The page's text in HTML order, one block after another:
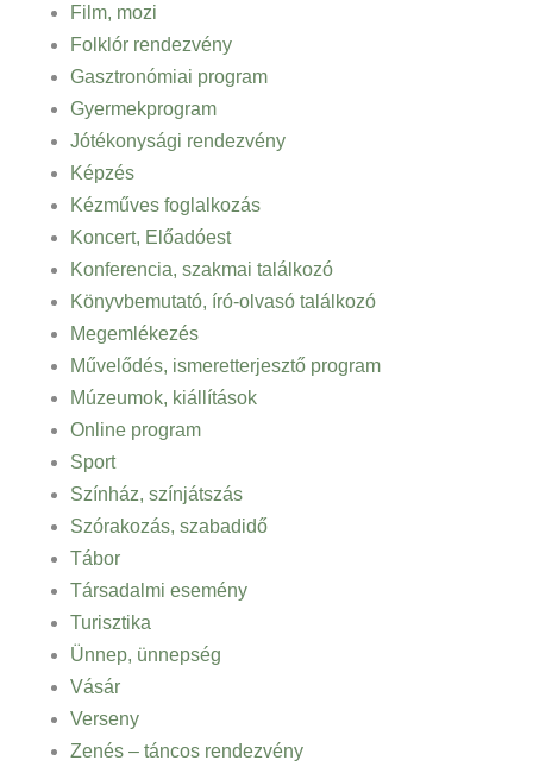
Film, mozi
Folklór rendezvény
Gasztronómiai program
Gyermekprogram
Jótékonysági rendezvény
Képzés
Kézműves foglalkozás
Koncert, Előadóest
Konferencia, szakmai találkozó
Könyvbemutató, író-olvasó találkozó
Megemlékezés
Művelődés, ismeretterjesztő program
Múzeumok, kiállítások
Online program
Sport
Színház, színjátszás
Szórakozás, szabadidő
Tábor
Társadalmi esemény
Turisztika
Ünnep, ünnepség
Vásár
Verseny
Zenés – táncos rendezvény